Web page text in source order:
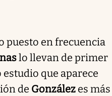
puesto en frecuencia
lo llevan de primer
que aparece
de González es más